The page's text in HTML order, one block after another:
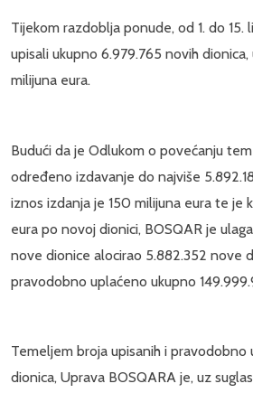
Tijekom razdoblja ponude, od 1. do 15.
upisali ukupno 6.979.765 novih dionica,
milijuna eura.
Budući da je Odlukom o povećanju
određeno izdavanje do najviše
iznos izdanja je 150 milijuna eura te je
eura po novoj dionici, BOSQAR je
nove dionice alocirao 5.882.352 nove
pravodobno uplaćeno ukupno
Temeljem broja upisanih i pravodobno
dionica, Uprava BOSQARA je, uz